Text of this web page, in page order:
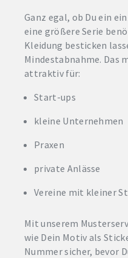
Ganz egal, ob Du ein
eine größere Serie
Kleidung besticken
Mindestabnahme. Das
attraktiv für:
Start-ups
kleine Unternehmen
Praxen
private Anlässe
Vereine mit kleiner
Mit unserem
wie Dein Motiv als
Nummer sicher, bevor